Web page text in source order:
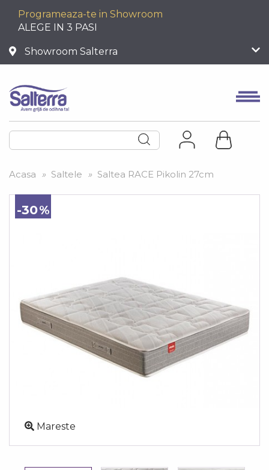
Programeaza-te in Showroom
ALEGE IN 3 PASI
Showroom Salterra
Acasa » Saltele » Saltea RACE Pikolin 27cm
-30
Mareste